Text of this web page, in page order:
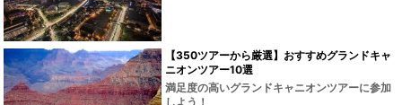
【350ツアーから厳選】おすすめグランドキャ
ニオンツアー10選
満足度の高いグランドキャニオンツアーに参加
しよう！